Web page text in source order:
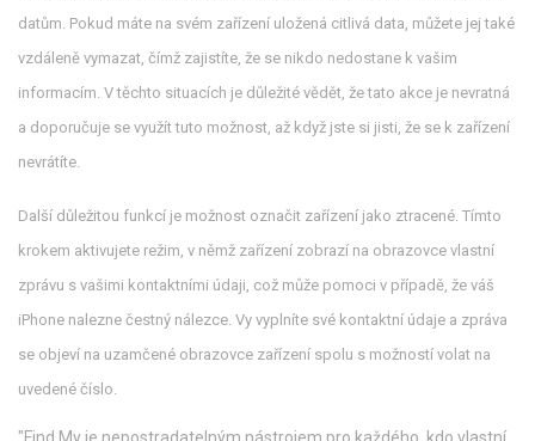
datům. Pokud máte na svém zařízení uložená citlivá data, můžete jej také
vzdáleně vymazat, čímž zajistíte, že se nikdo nedostane k vašim
informacím. V těchto situacích je důležité vědět, že tato akce je nevratná
a doporučuje se využít tuto možnost, až když jste si jisti, že se k zařízení
nevrátíte.
Další důležitou funkcí je možnost označit zařízení jako ztracené. Tímto
krokem aktivujete režim, v němž zařízení zobrazí na obrazovce vlastní
zprávu s vašimi kontaktními údaji, což může pomoci v případě, že váš
iPhone nalezne čestný nálezce. Vy vyplníte své kontaktní údaje a zpráva
se objeví na uzamčené obrazovce zařízení spolu s možností volat na
uvedené číslo.